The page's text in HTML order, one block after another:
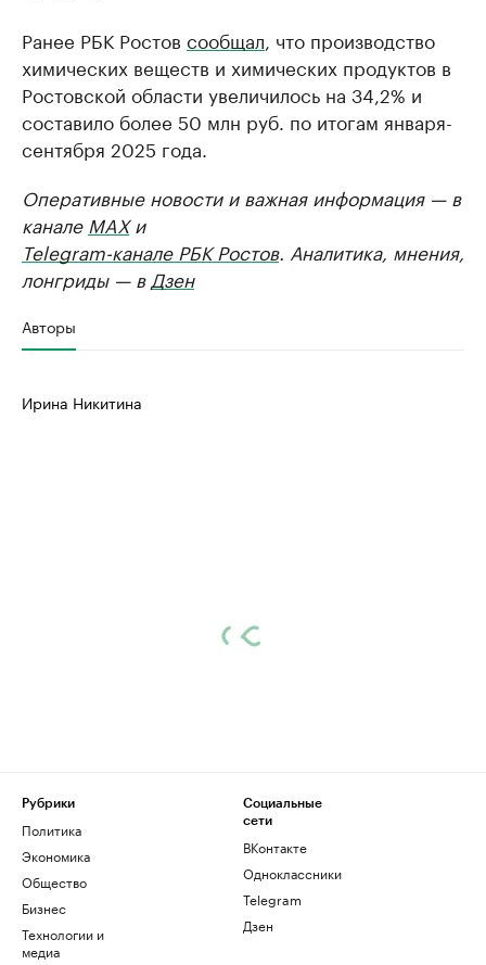
Ранее РБК Ростов сообщал , что производство
химических веществ и химических продуктов в
Ростовской области увеличилось на 34,2% и
составило более 50 млн руб. по итогам января-
сентября 2025 года.
Оперативные новости и важная информация — в
канале MAXи
Telegram-канале РБК Ростов. Аналитика, мнения,
лонгриды — в Дзен
Авторы
Ирина Никитина
Рубрики
Политика
Экономика
Общество
Бизнес
Технологии и
медиа
Социальные
сети
ВКонтакте
Одноклассники
Telegram
Дзен